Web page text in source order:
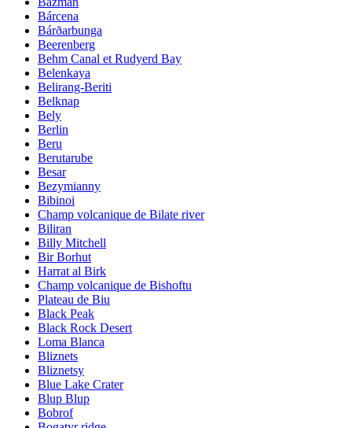
Bárcena
Bárðarbunga
Beerenberg
Behm Canal et Rudyerd Bay
Belenkaya
Belirang-Beriti
Belknap
Bely
Berlin
Beru
Berutarube
Besar
Bezymianny
Bibinoi
Champ volcanique de Bilate river
Biliran
Billy Mitchell
Bir Borhut
Harrat al Birk
Champ volcanique de Bishoftu
Plateau de Biu
Black Peak
Black Rock Desert
Loma Blanca
Bliznets
Bliznetsy
Blue Lake Crater
Blup Blup
Bobrof